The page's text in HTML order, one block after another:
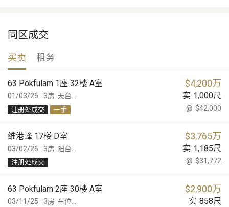
同区成交
买卖 租务
01/03/26
63 Pokfulam 1座 32楼 A室 $4,200万
天台... 实 1,000尺
3房
@ $42,000
注册处成交 一手
03/02/26
维港峰 17楼 D室 $3,765万
阳台... 实 1,185尺
3房
@ $31,772
注册处成交
03/11/25
63 Pokfulam 2座 30楼 A室 $2,900万
车位... 实 858尺
3房